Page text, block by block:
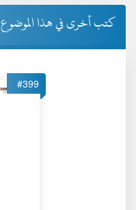
كتب أخرى في هذا الموضوع
#399